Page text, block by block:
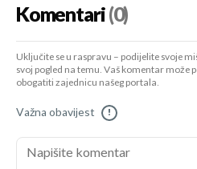
Komentari(0)
Uključite se u raspravu – podijelite svoje
svoj pogled na temu. Vaš komentar može
obogatiti zajednicu našeg portala.
Važna obavijest !